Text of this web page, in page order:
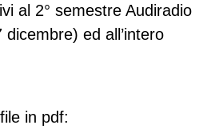
al 2° semestre Audiradio
ed all’intero
in pdf: